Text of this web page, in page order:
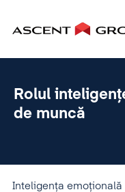
Rolul
de muncă
Inteligența